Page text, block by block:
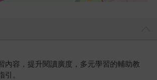
內容，提升閱讀廣度，多元學習的輔助教
。